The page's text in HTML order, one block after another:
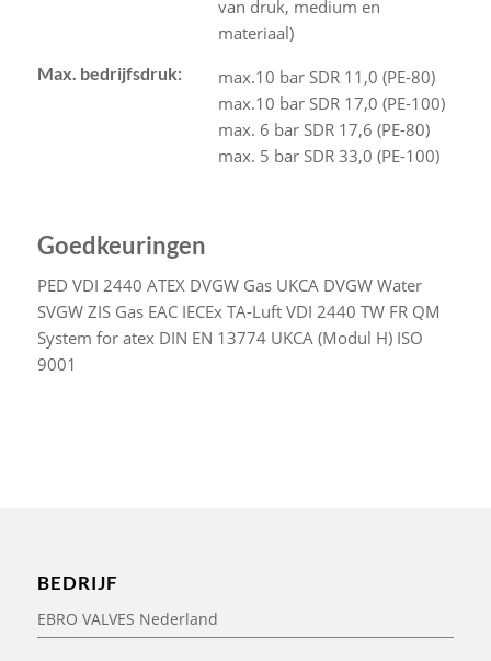
van druk, medium en
materiaal)
Max. bedrijfsdruk:
max.10 bar SDR 11,0 (PE-80)
max.10 bar SDR 17,0 (PE-100)
max. 6 bar SDR 17,6 (PE-80)
max. 5 bar SDR 33,0 (PE-100)
Goedkeuringen
PED VDI 2440 ATEX DVGW Gas UKCA DVGW Water
SVGW ZIS Gas EAC IECEx TA-Luft VDI 2440 TW FR QM
System for atex DIN EN 13774 UKCA (Modul H) ISO
9001
BEDRIJF
EBRO VALVES Nederland